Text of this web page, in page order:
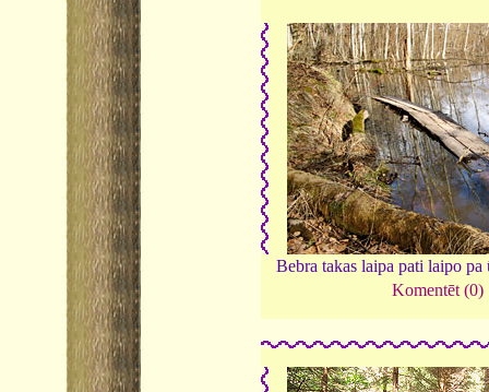
Bebra takas laipa pati laipo
Komentēt (0)